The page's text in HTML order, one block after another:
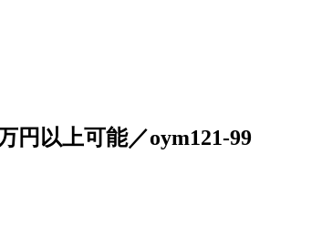
円以上可能／oym121-99